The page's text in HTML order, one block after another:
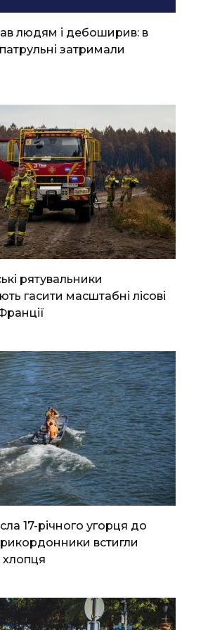
людям і дебоширив: в
затримали
рятувальники
гасити масштабні лісові
17-річного угорця до
встигли
хлопця